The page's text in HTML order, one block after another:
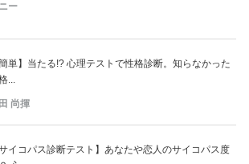
ー
簡単】当たる!? 心理テストで性格診断。知らなかった
...
尚揮
サイコパス診断テスト】あなたや恋人のサイコパス度